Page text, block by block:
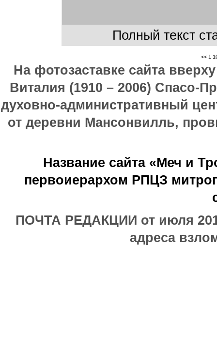
Полный текст
<< 1
На фотозаставке сайта
Виталия (1910 – 2006) Спасо-
духовно-административный
от деревни Мансонвилль,
Название сайта «Меч и
первоиерархом РПЦЗ
ПОЧТА РЕДАКЦИИ от июля
адреса